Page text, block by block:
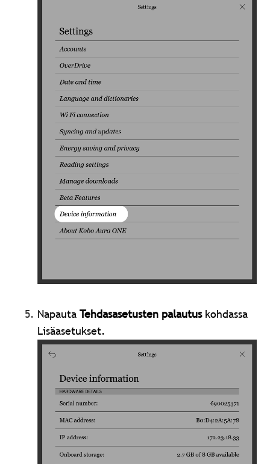
NapautaTehdasasetusten palautuskohdassa
Lisäasetukset.